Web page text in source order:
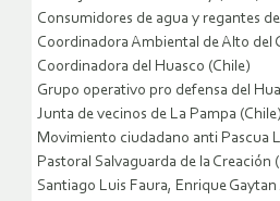
Consumidores de agua y regantes
Coordinadora Ambiental de Alto del
Coordinadora del Huasco (Chile)
Grupo operativo pro defensa del
Junta de vecinos de La Pampa (Chile)
Movimiento ciudadano anti Pascua
Pastoral Salvaguarda de la Creación
Santiago Luis Faura, Enrique